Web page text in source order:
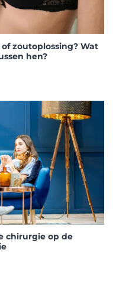
zoutoplossing? Wat
hen?
chirurgie op de